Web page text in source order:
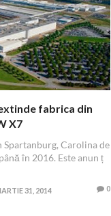
fabrica din
X7
Carolina de
în 2016. Este anun ț
31, 2014 0